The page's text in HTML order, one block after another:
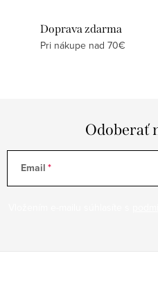
Doprava zdarma
Pri nákupe nad 70€
Odoberať
Email